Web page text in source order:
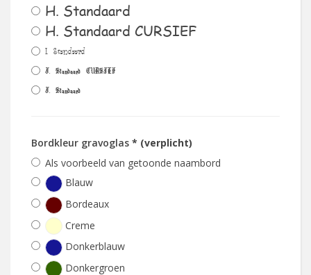
H. Standaard
H. Standaard CURSIEF
I. Standaard
J. Standaard CURSIEF
J. Standaard
Bordkleur gravoglas * (verplicht)
Als voorbeeld van getoonde naambord
Blauw
Bordeaux
Creme
Donkerblauw
Donkergroen